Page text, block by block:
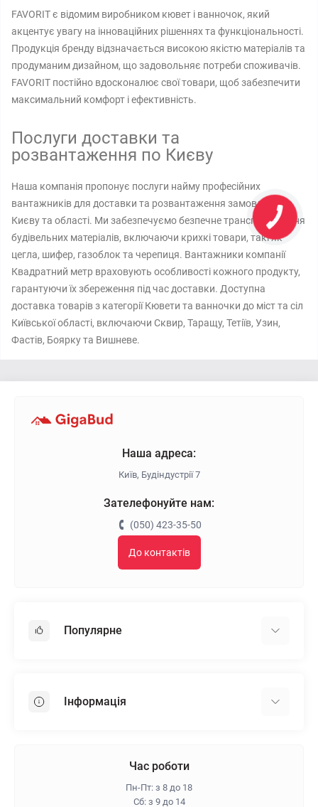
FAVORIT є відомим виробником кювет і ванночок, який
акцентує увагу на інноваційних рішеннях та функціональності.
Продукція бренду відзначається високою якістю матеріалів та
продуманим дизайном, що задовольняє потреби споживачів.
FAVORIT постійно вдосконалює свої товари, щоб забезпечити
максимальний комфорт і ефективність.
Послуги доставки та
розвантаження по Києву
Наша компанія пропонує послуги найму професійних
вантажників для доставки та розвантаження замовлень по
Києву та області. Ми забезпечуємо безпечне транспортування
будівельних матеріалів, включаючи крихкі товари, такі як
цегла, шифер, газоблок та черепиця. Вантажники компанії
Квадратний метр враховують особливості кожного продукту,
гарантуючи їх збереження під час доставки. Доступна
доставка товарів з категорії Кювети та ванночки до міст та сіл
Київської області, включаючи Сквир, Таращу, Тетіїв, Узин,
Фастів, Боярку та Вишневе.
Наша адреса:
Київ, Будіндустрії 7
Зателефонуйте нам:
(050) 423-35-50
До контактів
Популярне
Пінопласт
Інформація
Гарантія та повернення
Час роботи
Пн-Пт: з 8 до 18
Сб: з 9 до 14